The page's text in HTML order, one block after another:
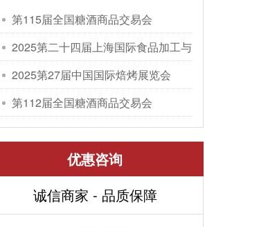
第115届全国糖酒商品交易会
2025第二十四届上海国际食品加工与
包装机械展览会
2025第27届中国国际焙烤展览会
第112届全国糖酒商品交易会
优惠咨询
诚信商家 - 品质保障